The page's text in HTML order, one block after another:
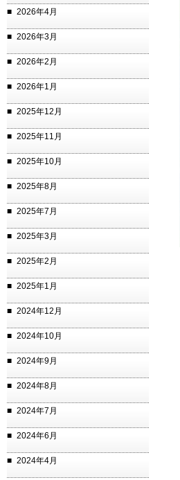
2026年4月
2026年3月
2026年2月
2026年1月
2025年12月
2025年11月
2025年10月
2025年8月
2025年7月
2025年3月
2025年2月
2025年1月
2024年12月
2024年10月
2024年9月
2024年8月
2024年7月
2024年6月
2024年4月